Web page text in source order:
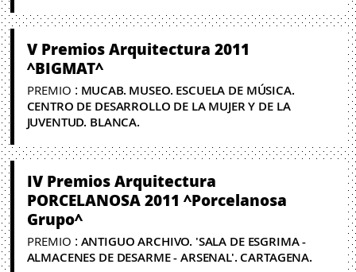
V Premios Arquitectura 2011
^BIGMAT^
PREMIO : MUCAB. MUSEO. ESCUELA DE MÚSICA.
CENTRO DE DESARROLLO DE LA MUJER Y DE LA
JUVENTUD. BLANCA.
IV Premios Arquitectura
PORCELANOSA 2011 ^Porcelanosa
Grupo^
PREMIO : ANTIGUO ARCHIVO. 'SALA DE ESGRIMA -
ALMACENES DE DESARME - ARSENAL'. CARTAGENA.